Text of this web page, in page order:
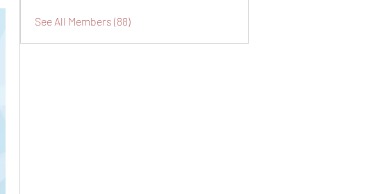
See All Members (88)